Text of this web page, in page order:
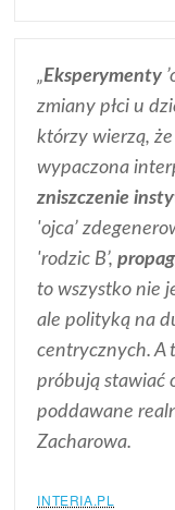
„Eksperymenty
zmiany płci u
którzy wierzą,
wypaczona
zniszczenie
'ojca’
'rodzic B’,
to wszystko nie
ale polityką na
centrycznych. A
próbują stawiać
poddawane
Zacharowa.
INTERIA.PL